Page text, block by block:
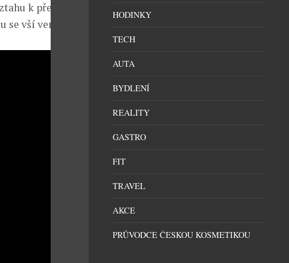
k přesnosti
vší vervou.
HODINKY
TECH
AUTA
BYDLENÍ
REALITY
GASTRO
FIT
TRAVEL
AKCE
PRŮVODCE ČESKOU KOSMETIKOU